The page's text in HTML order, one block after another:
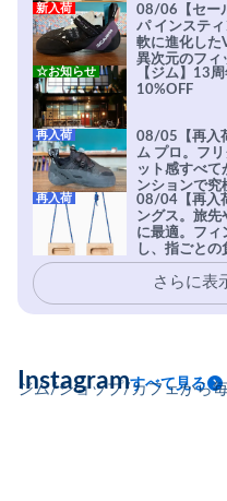
08/06【セー
パ インステ
軟に進化した
異次元のフィ
新入荷
【ジム】13
10%OFF
☆お知らせ
08/05【再入
ム プロ。フ
ット感すべて
ンションで究
実現。進化系
を凌駕する粘
安心感。
再入荷
08/04【再入
ングス。旅先
に最適。フィ
し、指ごとの
イマーの指を
再入荷
さらに表
ジム/ショップ/カフェから
Instagramすべて見る